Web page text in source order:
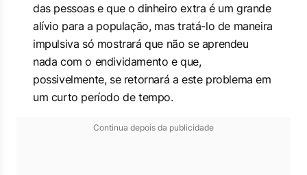
das pessoas e que o dinheiro extra é um grande
alívio para a população, mas tratá-lo de maneira
impulsiva só mostrará que não se aprendeu
nada com o endividamento e que,
possivelmente, se retornará a este problema em
um curto período de tempo.
Continua depois da publicidade